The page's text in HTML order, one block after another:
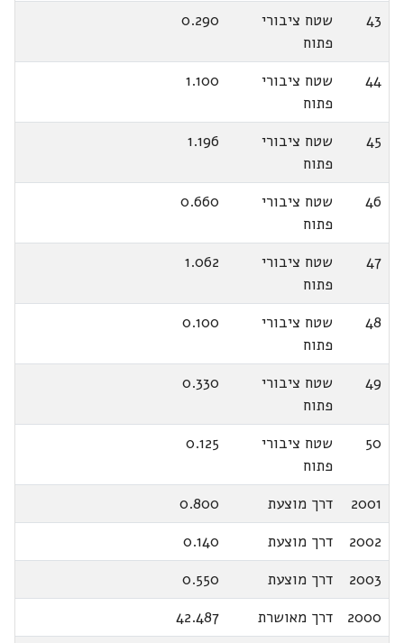
43
שטח ציבורי
פתוח
0.290
44
שטח ציבורי
פתוח
1.100
45
שטח ציבורי
פתוח
1.196
46
שטח ציבורי
פתוח
0.660
47
שטח ציבורי
פתוח
1.062
48
שטח ציבורי
פתוח
0.100
49
שטח ציבורי
פתוח
0.330
50
שטח ציבורי
פתוח
0.125
2001 דרך מוצעת
0.800
2002
דרך מוצעת
0.140
2003
דרך מוצעת
0.550
2000
דרך מאושרת
42.487